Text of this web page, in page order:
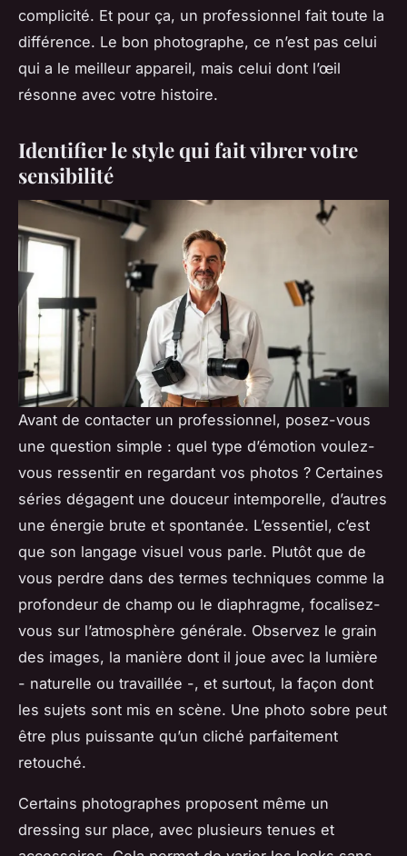
complicité. Et pour ça, un professionnel fait toute la
différence. Le bon photographe, ce n’est pas celui
qui a le meilleur appareil, mais celui dont l’œil
résonne avec votre histoire.
Identifier le style qui fait vibrer votre
sensibilité
Avant de contacter un professionnel, posez-vous
une question simple : quel type d’émotion voulez-
vous ressentir en regardant vos photos ? Certaines
séries dégagent une douceur intemporelle, d’autres
une énergie brute et spontanée. L’essentiel, c’est
que son langage visuel vous parle. Plutôt que de
vous perdre dans des termes techniques comme la
profondeur de champ ou le diaphragme, focalisez-
vous sur l’atmosphère générale. Observez le grain
des images, la manière dont il joue avec la lumière
- naturelle ou travaillée -, et surtout, la façon dont
les sujets sont mis en scène. Une photo sobre peut
être plus puissante qu’un cliché parfaitement
retouché.
Certains photographes proposent même un
dressing sur place, avec plusieurs tenues et